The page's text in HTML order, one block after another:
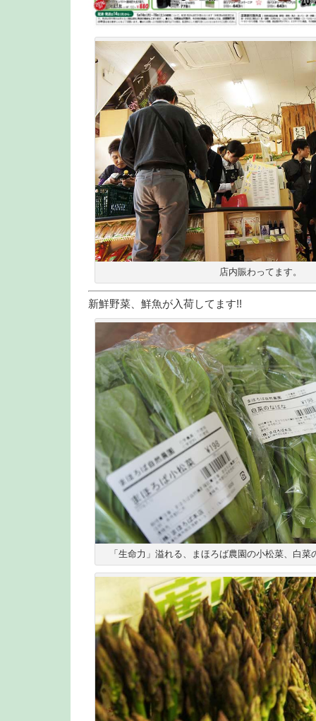
店内賑わってます。
新鮮野菜、鮮魚が入荷してます!!
「生命力」溢れる、まほろば農園の小松菜、白